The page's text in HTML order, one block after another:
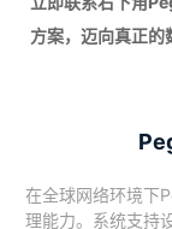
方案，迈向真正的
在全球网络环境下
理能力。系统支持